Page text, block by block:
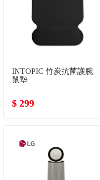
INTOPIC 竹炭抗菌護腕
鼠墊
$ 299